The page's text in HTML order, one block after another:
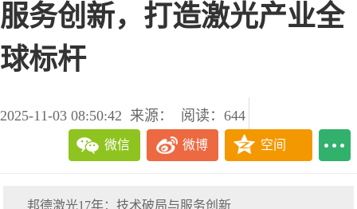
服务创新，打造激光产业全
球标杆
2025-11-03 08:50:42 来源： 阅读：644
微信 微博 空间
邦德激光17年：技术破局与服务创新